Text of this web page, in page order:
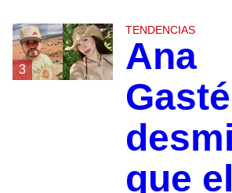
3
TENDENCIAS
Ana
que el